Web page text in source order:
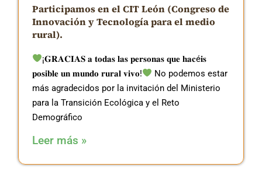
Participamos en el CIT León (Congreso de
Innovación y Tecnología para el medio
rural).
¡𝐆𝐑𝐀𝐂𝐈𝐀𝐒 𝐚 𝐭𝐨𝐝𝐚𝐬 𝐥𝐚𝐬 𝐩𝐞𝐫𝐬𝐨𝐧𝐚𝐬 𝐪𝐮𝐞 𝐡𝐚𝐜é𝐢𝐬
𝐩𝐨𝐬𝐢𝐛𝐥𝐞 𝐮𝐧 𝐦𝐮𝐧𝐝𝐨 𝐫𝐮𝐫𝐚𝐥 𝐯𝐢𝐯𝐨!
No podemos estar
más agradecidos por la invitación del Ministerio
para la Transición Ecológica y el Reto
Demográfico
Leer más »